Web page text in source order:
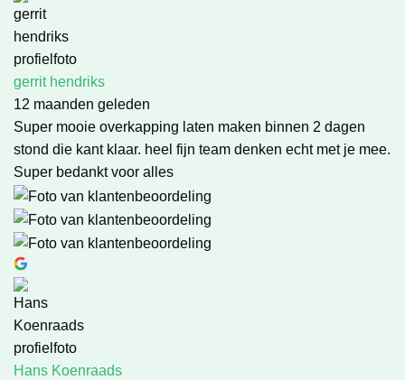
gerrit hendriks
12 maanden geleden
Super mooie overkapping laten maken binnen 2 dagen
stond die kant klaar. heel fijn team denken echt met je mee.
Super bedankt voor alles
Hans Koenraads